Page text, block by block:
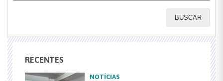
BUSCAR
RECENTES
NOTÍCIAS